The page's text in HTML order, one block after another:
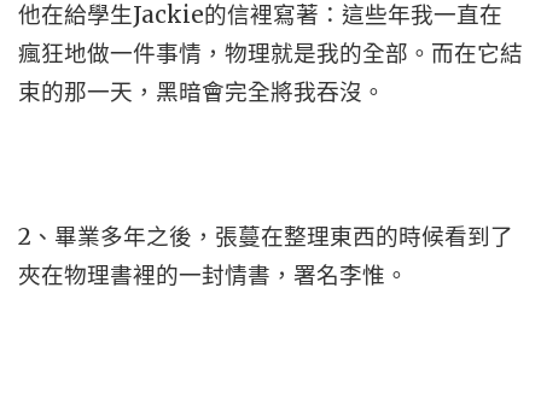
他在給學生Jackie的信裡寫著：這些年我一直在
瘋狂地做一件事情，物理就是我的全部。而在它結
束的那一天，黑暗會完全將我吞沒。
2、畢業多年之後，張蔓在整理東西的時候看到了
夾在物理書裡的一封情書，署名李惟。